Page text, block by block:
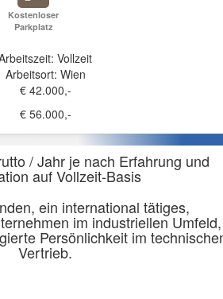
Kostenloser
Parkplatz
Vollzeit
Arbeitsort: Wien
€ 42.000,-
€ 56.000,-
/ Jahr je nach Erfahrung und
auf Vollzeit-Basis
ein international tätiges,
im industriellen Umfeld,
Persönlichkeit im
Vertrieb.